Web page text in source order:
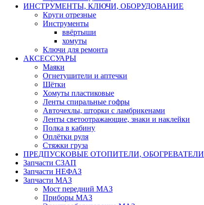
ИНСТРУМЕНТЫ, КЛЮЧИ, ОБОРУДОВАНИЕ
Круги отрезные
Инструменты
ввёртыши
хомуты
Ключи для ремонта
АКСЕССУАРЫ
Маяки
Огнетушители и аптечки
Щётки
Хомуты пластиковые
Ленты спиральные гофры
Авточехлы, шторки с ламбрикенами
Ленты светоотражающие, знаки и наклейки
Полка в кабину
Оплётки руля
Cтяжки груза
ПРЕДПУСКОВЫЕ ОТОПИТЕЛИ, ОБОГРЕВАТЕЛИ
Запчасти СЗАП
Запчасти НЕФАЗ
Запчасти МАЗ
Мост передний МАЗ
Приборы МАЗ